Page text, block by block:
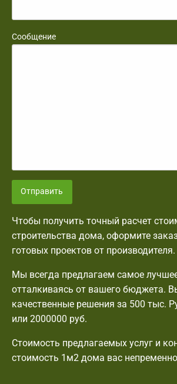
Сообщение
Отправить
Чтобы получить точный расчет
строительства дома, оформите
готовых проектов от производителя.
Мы всегда предлагаем самое
отталкиваясь от вашего бюджета.
качественные решения за 500 тыс.
или 2000000 руб.
Стоимость предлагаемых услуг и
стоимость 1м2 дома вас